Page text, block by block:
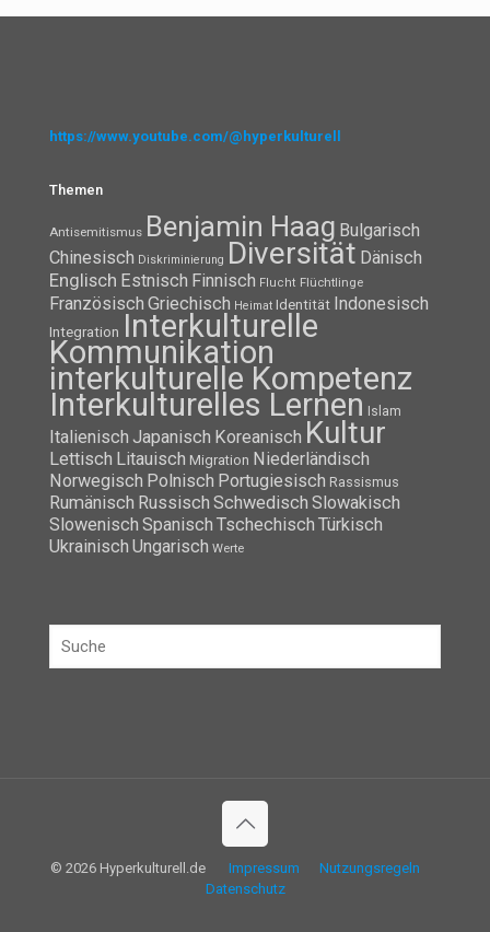
https://www.youtube.com/@hyperkulturell
Themen
Antisemitismus Benjamin Haag Bulgarisch
Chinesisch Diskriminierung Diversität Dänisch
Englisch Estnisch Finnisch Flucht Flüchtlinge
Französisch Griechisch Heimat Identität Indonesisch
Integration Interkulturelle
Kommunikation
interkulturelle Kompetenz
Interkulturelles Lernen Islam
Italienisch Japanisch Koreanisch Kultur
Lettisch Litauisch Migration Niederländisch
Norwegisch Polnisch Portugiesisch Rassismus
Rumänisch Russisch Schwedisch Slowakisch
Slowenisch Spanisch Tschechisch Türkisch
Ukrainisch Ungarisch Werte
© 2026 Hyperkulturell.de Impressum
Nutzungsregeln
Datenschutz